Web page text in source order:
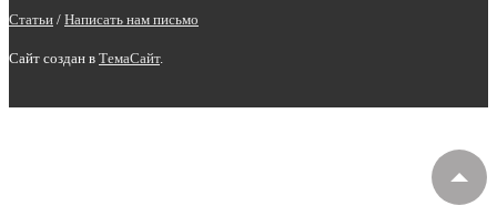
Статьи / Написать нам письмо
Сайт создан в ТемаСайт.